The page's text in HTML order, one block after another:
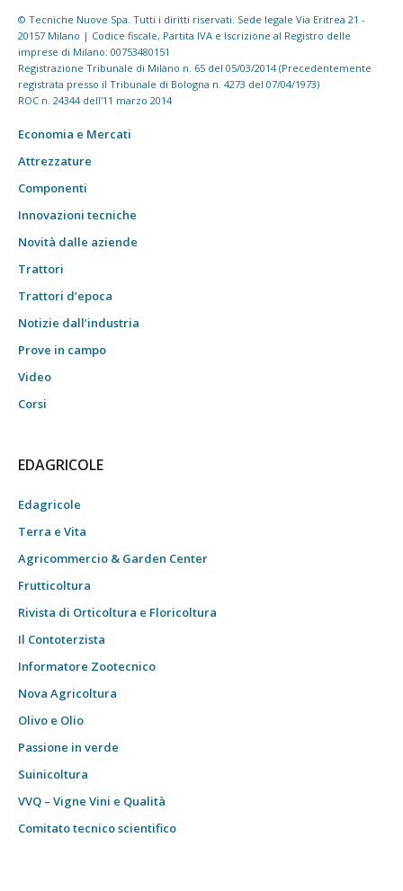
© Tecniche Nuove Spa. Tutti i diritti riservati. Sede legale Via Eritrea 21 -
20157 Milano | Codice fiscale, Partita IVA e Iscrizione al Registro delle
imprese di Milano: 00753480151
Registrazione Tribunale di Milano n. 65 del 05/03/2014 (Precedentemente
registrata presso il Tribunale di Bologna n. 4273 del 07/04/1973)
ROC n. 24344 dell'11 marzo 2014
Economia e Mercati
Attrezzature
Componenti
Innovazioni tecniche
Novità dalle aziende
Trattori
Trattori d’epoca
Notizie dall’industria
Prove in campo
Video
Corsi
EDAGRICOLE
Edagricole
Terra e Vita
Agricommercio & Garden Center
Frutticoltura
Rivista di Orticoltura e Floricoltura
Il Contoterzista
Informatore Zootecnico
Nova Agricoltura
Olivo e Olio
Passione in verde
Suinicoltura
VVQ – Vigne Vini e Qualità
Comitato tecnico scientifico